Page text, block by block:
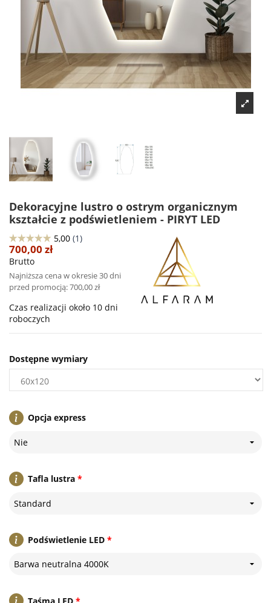
Dekoracyjne lustro o ostrym organicznym
kształcie z podświetleniem - PIRYT LED
700,00 zł
Brutto
Najniższa cena w okresie 30 dni
przed promocją:700,00 zł
Czas realizacji około 10 dni
roboczych
Opcja express
Nie
*
Tafla lustra
Standard
*
Podświetlenie LED
Barwa neutralna 4000K
Dostępne wymiary